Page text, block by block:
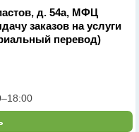
д. 54а, МФЦ
заказов на услуги
перевод)